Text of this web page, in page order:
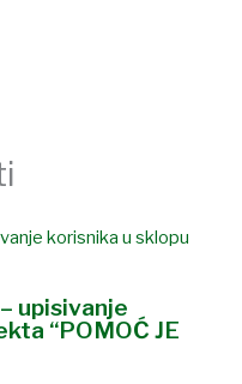
upisivanje
“POMOĆ JE